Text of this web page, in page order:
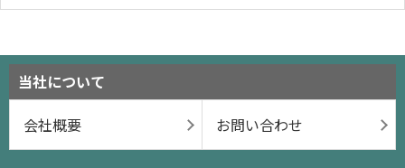
当社について
会社概要
お問い合わせ